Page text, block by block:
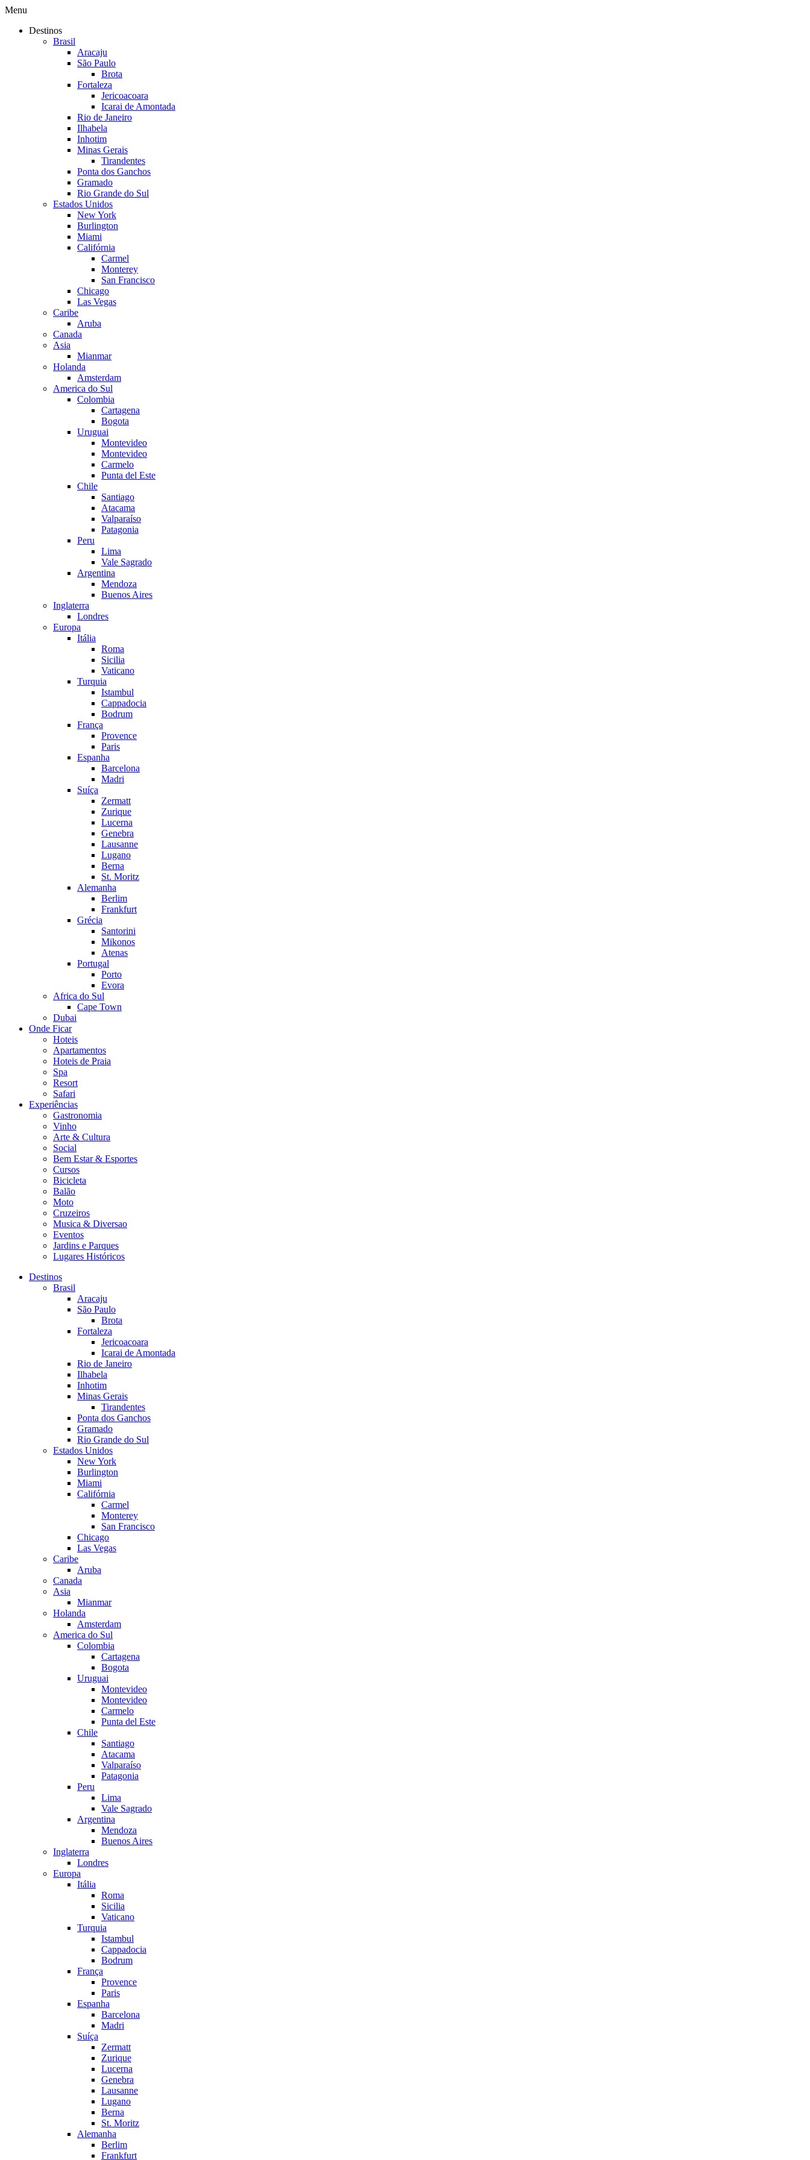
Menu
Destinos
Brasil
Aracaju
São Paulo
Brota
Fortaleza
Jericoacoara
Icarai de Amontada
Rio de Janeiro
Ilhabela
Inhotim
Minas Gerais
Tirandentes
Ponta dos Ganchos
Gramado
Rio Grande do Sul
Estados Unidos
New York
Burlington
Miami
Califórnia
Carmel
Monterey
San Francisco
Chicago
Las Vegas
Caribe
Aruba
Canada
Asia
Mianmar
Holanda
Amsterdam
America do Sul
Colombia
Cartagena
Bogota
Uruguai
Montevideo
Montevideo
Carmelo
Punta del Este
Chile
Santiago
Atacama
Valparaíso
Patagonia
Peru
Lima
Vale Sagrado
Argentina
Mendoza
Buenos Aires
Inglaterra
Londres
Europa
Itália
Roma
Sicilia
Vaticano
Turquia
Istambul
Cappadocia
Bodrum
França
Provence
Paris
Espanha
Barcelona
Madri
Suíça
Zermatt
Zurique
Lucerna
Genebra
Lausanne
Lugano
Berna
St. Moritz
Alemanha
Berlim
Frankfurt
Grécia
Santorini
Mikonos
Atenas
Portugal
Porto
Evora
Africa do Sul
Cape Town
Dubai
Onde Ficar
Hoteis
Apartamentos
Hoteis de Praia
Spa
Resort
Safari
Experiências
Gastronomia
Vinho
Arte & Cultura
Social
Bem Estar & Esportes
Cursos
Bicicleta
Balão
Moto
Cruzeiros
Musica & Diversao
Eventos
Jardins e Parques
Lugares Históricos
Destinos
Brasil
Aracaju
São Paulo
Brota
Fortaleza
Jericoacoara
Icarai de Amontada
Rio de Janeiro
Ilhabela
Inhotim
Minas Gerais
Tirandentes
Ponta dos Ganchos
Gramado
Rio Grande do Sul
Estados Unidos
New York
Burlington
Miami
Califórnia
Carmel
Monterey
San Francisco
Chicago
Las Vegas
Caribe
Aruba
Canada
Asia
Mianmar
Holanda
Amsterdam
America do Sul
Colombia
Cartagena
Bogota
Uruguai
Montevideo
Montevideo
Carmelo
Punta del Este
Chile
Santiago
Atacama
Valparaíso
Patagonia
Peru
Lima
Vale Sagrado
Argentina
Mendoza
Buenos Aires
Inglaterra
Londres
Europa
Itália
Roma
Sicilia
Vaticano
Turquia
Istambul
Cappadocia
Bodrum
França
Provence
Paris
Espanha
Barcelona
Madri
Suíça
Zermatt
Zurique
Lucerna
Genebra
Lausanne
Lugano
Berna
St. Moritz
Alemanha
Berlim
Frankfurt